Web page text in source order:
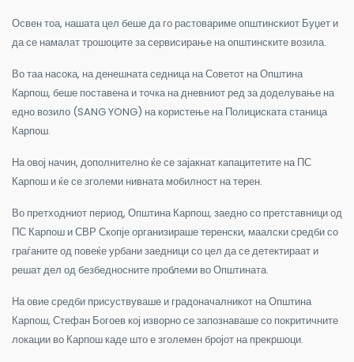
Освен тоа, нашата цел беше да го растовариме општинскиот Буџет и
да се намалат трошоците за сервисирање на општинските возила.
Во таа насока, на денешната седница на Советот на Општина
Карпош, беше поставена и точка на дневниот ред за доделување на
едно возило (SANG YONG) на користење на Полициската станица
Карпош.
На овој начин, дополнително ќе се зајакнат капацитетите на ПС
Карпош и ќе се зголеми нивната мобилност на терен.
Во претходниот период, Општина Карпош, заедно со претставници од
ПС Карпош и СВР Скопје организираше теренски, маалски средби со
граѓаните од повеќе урбани заедници со цел да се детектираат и
решат дел од безбедносните проблеми во Општината.
На овие средби присуствуваше и градоначалникот на Општина
Карпош, Стефан Богоев кој изворно се запознаваше со покритичните
локации во Карпош каде што е зголемен бројот на прекршоци.